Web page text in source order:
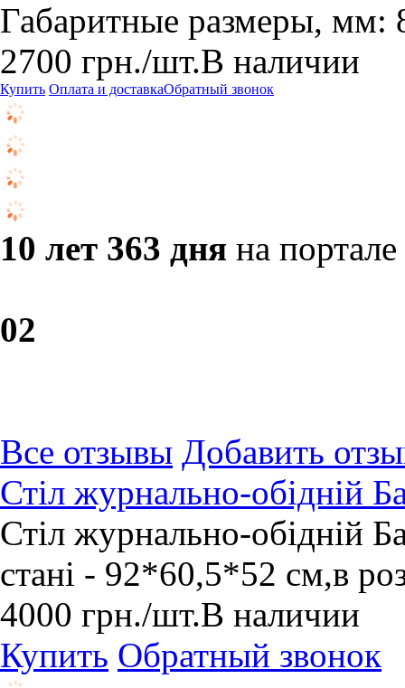
Габаритные размеры,
2700 грн./шт.В наличии
Купить Оплата и доставкаОбратный звонок
10 лет 363 дня на портале
02
Все отзывы Добавить
Стіл журнально-обідній
Стіл журнально-обідній
стані - 92*60,5*52 см,в
4000 грн./шт.В наличии
Купить Обратный звонок